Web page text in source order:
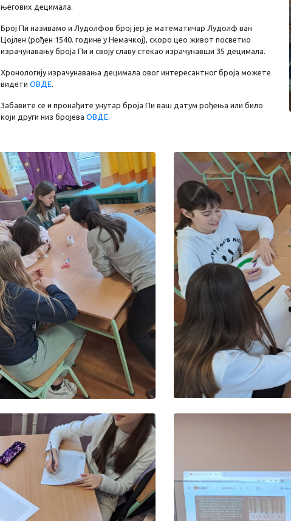
његових децимала.
Број Пи називамо и Лудолфов број јер је математичар Лудолф ван
Цојлен (рођен 1540. године у Немачкој), скоро цео живот посветио
израчунавању броја Пи и своју славу стекао израчунавши 35 децимала.
Хронологију израчунавања децимала овог интересантног броја можете
видети ОВДЕ.
Забавите се и пронађите унутар броја Пи ваш датум рођења или било
који други низ бројева ОВДЕ.